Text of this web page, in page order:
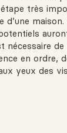
étape très
d’une
nécessaire
en ordre,
yeux des